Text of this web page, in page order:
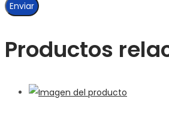
Productos